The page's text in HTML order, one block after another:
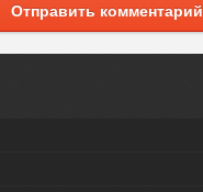
Отправить комментарий